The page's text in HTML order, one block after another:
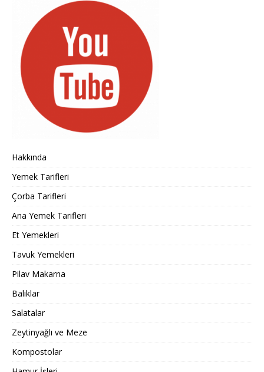
Hakkında
Yemek Tarifleri
Çorba Tarifleri
Ana Yemek Tarifleri
Et Yemekleri
Tavuk Yemekleri
Pilav Makarna
Balıklar
Salatalar
Zeytinyağlı ve Meze
Kompostolar